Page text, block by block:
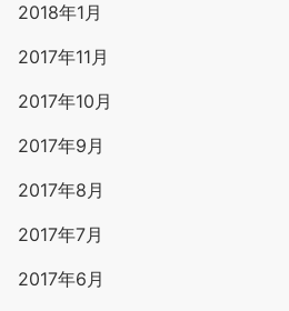
2018年1月
2017年11月
2017年10月
2017年9月
2017年8月
2017年7月
2017年6月